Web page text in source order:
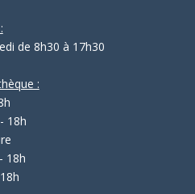
de 8h30 à 17h30
:
18h
18h